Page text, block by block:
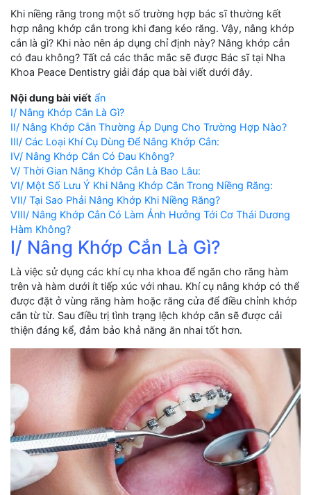
Khi niềng răng trong một số trường hợp bác sĩ thường kết
hợp nâng khớp cắn trong khi đang kéo răng. Vậy, nâng khớp
cắn là gì? Khi nào nên áp dụng chỉ định này? Nâng khớp cắn
có đau không? Tất cả các thắc mắc sẽ được Bác sĩ tại Nha
Khoa Peace Dentistry giải đáp qua bài viết dưới đây.
Nội dung bài viết ẩn
I/ Nâng Khớp Cắn Là Gì?
II/ Nâng Khớp Cắn Thường Áp Dụng Cho Trường Hợp Nào?
III/ Các Loại Khí Cụ Dùng Để Nâng Khớp Cắn:
IV/ Nâng Khớp Cắn Có Đau Không?
V/ Thời Gian Nâng Khớp Cắn Là Bao Lâu:
VI/ Một Số Lưu Ý Khi Nâng Khớp Cắn Trong Niềng Răng:
VII/ Tại Sao Phải Nâng Khớp Khi Niềng Răng?
VIII/ Nâng Khớp Cắn Có Làm Ảnh Hưởng Tới Cơ Thái Dương
Hàm Không?
I/ Nâng Khớp Cắn Là Gì?
Là việc sử dụng các khí cụ nha khoa để ngăn cho răng hàm
trên và hàm dưới ít tiếp xúc với nhau. Khí cụ nâng khớp có thể
được đặt ở vùng răng hàm hoặc răng cửa để điều chỉnh khớp
cắn từ từ. Sau điều trị tình trạng lệch khớp cắn sẽ được cải
thiện đáng kể, đảm bảo khả năng ăn nhai tốt hơn.